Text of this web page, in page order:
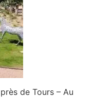
de Tours – Au